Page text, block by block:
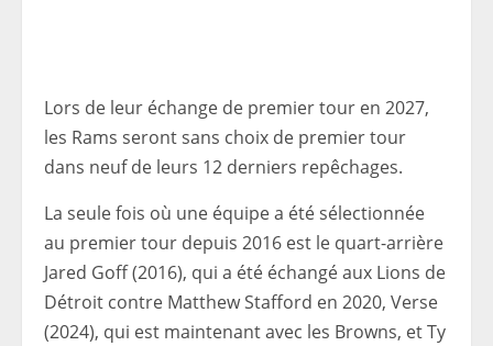
Lors de leur échange de premier tour en 2027,
les Rams seront sans choix de premier tour
dans neuf de leurs 12 derniers repêchages.
La seule fois où une équipe a été sélectionnée
au premier tour depuis 2016 est le quart-arrière
Jared Goff (2016), qui a été échangé aux Lions de
Détroit contre Matthew Stafford en 2020, Verse
(2024), qui est maintenant avec les Browns, et Ty